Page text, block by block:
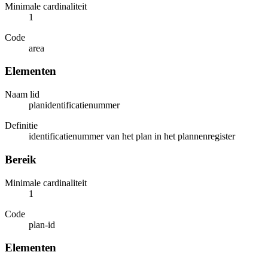
Minimale cardinaliteit
1
Code
area
Elementen
Naam lid
planidentificatienummer
Definitie
identificatienummer van het plan in het plannenregister
Bereik
Minimale cardinaliteit
1
Code
plan-id
Elementen